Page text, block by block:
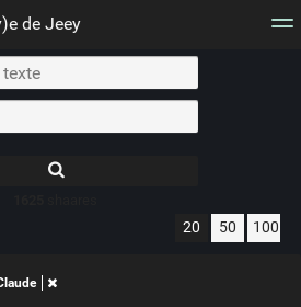
de Jeey
d'images
20 50 100